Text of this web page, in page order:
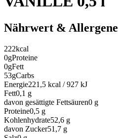
Nährwert & Allergene
222kcal
0gProteine
0gFett
53gCarbs
Energie221,5 kcal / 927 kJ
Fett0,1 g
davon gesättigte Fettsäuren0 g
Proteine0,5 g
Kohlenhydrate52,6 g
davon Zucker51,7 g